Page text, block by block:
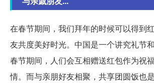
在春节期间，我们拜年的时候可以得到
友共度美好时光。中国是一个讲究礼节
春节期间，人们会互相赠送红包作为祝
情。而与亲朋好友相聚，共享团圆饭也